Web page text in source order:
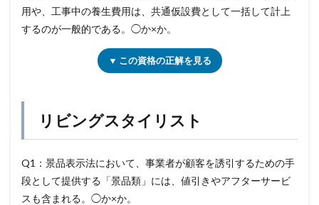
用や、工事中の養生費用は、共通仮設費として一括して計上
するのが一般的である。◯か×か。
▼ この資格の正解を見る
リビングスタイリスト
Q1：景品表示法において、事業者が顧客を誘引するための手
段として提供する「景品類」には、値引きやアフターサービ
スも含まれる。◯か×か。